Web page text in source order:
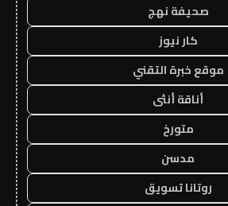
صحيفة نهج
كار نيوز
موقع خبرة التقني
أناقة أنثى
متورخ
مدسن
روتانا تسويق